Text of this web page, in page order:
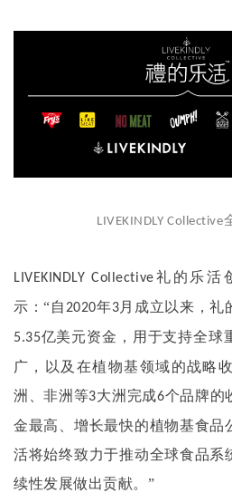
LIVEKINDLY Collective
LIVEKINDLY Collective礼的乐活
示：“自2020年3月成立以来，礼
5.35亿美元资金，用于支持全球
广，以及在植物基领域的战略
洲、非洲等3大洲完成6个品牌的
金最高、增长最快的植物基食品
活将始终致力于推动全球食品系
续性发展做出贡献。”